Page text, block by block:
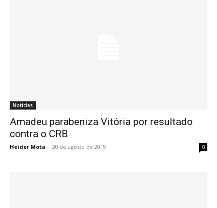
Notícias
Amadeu parabeniza Vitória por resultado
contra o CRB
Heider Mota - 20 de agosto de 2019 0